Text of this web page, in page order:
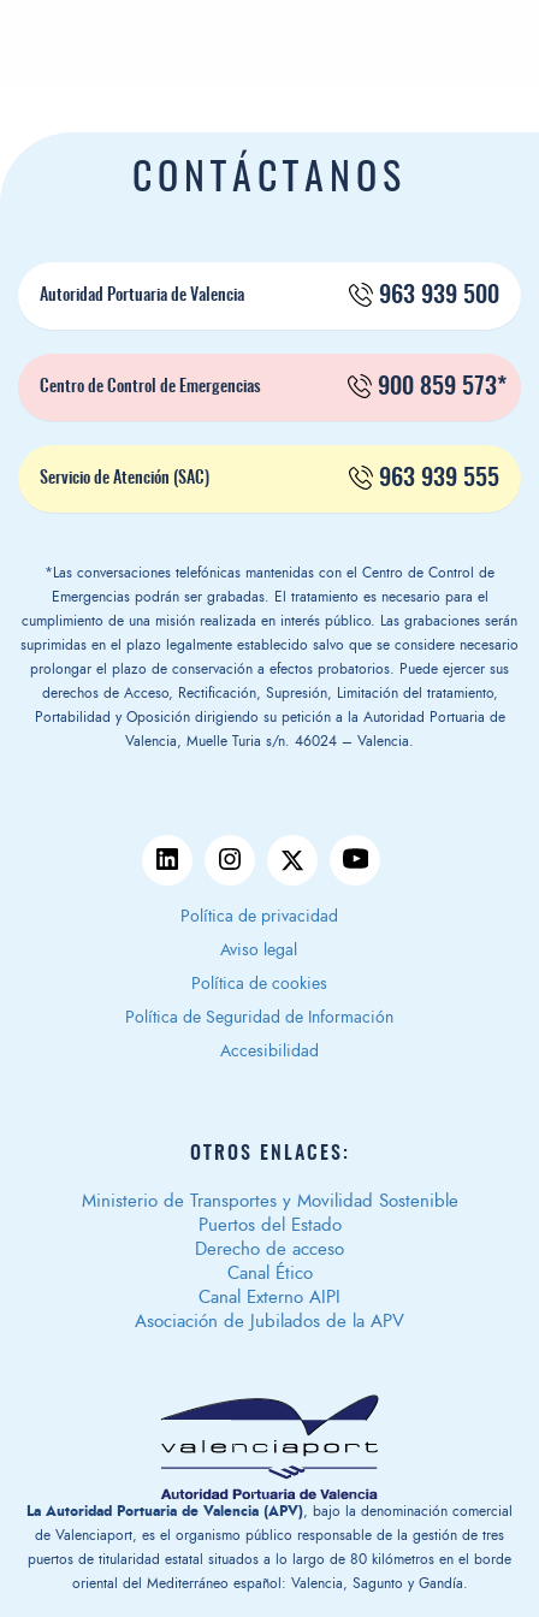
CONTÁCTANOS
Autoridad Portuaria de Valencia 963 939 500
Centro de Control de Emergencias 900 859 573*
Servicio de Atención (SAC) 963 939 555
*Las conversaciones telefónicas mantenidas con el Centro de Control de
Emergencias podrán ser grabadas. El tratamiento es necesario para el
cumplimiento de una misión realizada en interés público. Las grabaciones serán
suprimidas en el plazo legalmente establecido salvo que se considere necesario
prolongar el plazo de conservación a efectos probatorios. Puede ejercer sus
derechos de Acceso, Rectificación, Supresión, Limitación del tratamiento,
Portabilidad y Oposición dirigiendo su petición a la Autoridad Portuaria de
Valencia, Muelle Turia s/n. 46024 – Valencia.
Política de privacidad
Aviso legal
Política de cookies
Política de Seguridad de Información
Accesibilidad
OTROS ENLACES:
Ministerio de Transportes y Movilidad Sostenible
Puertos del Estado
Derecho de acceso
Canal Ético
Canal Externo AIPI
Asociación de Jubilados de la APV
La Autoridad Portuaria de Valencia (APV), bajo la denominación comercial
de Valenciaport, es el organismo público responsable de la gestión ​de tres
puertos de titularidad estatal situados a lo largo de 80 kilómetros en el borde
oriental del Mediterráneo español: Valencia, Sagunto y Gandía.